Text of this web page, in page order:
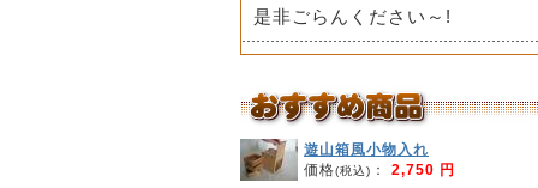
是非ごらんください～!
遊山箱風小物入れ
価格(税込) ： 2,750 円